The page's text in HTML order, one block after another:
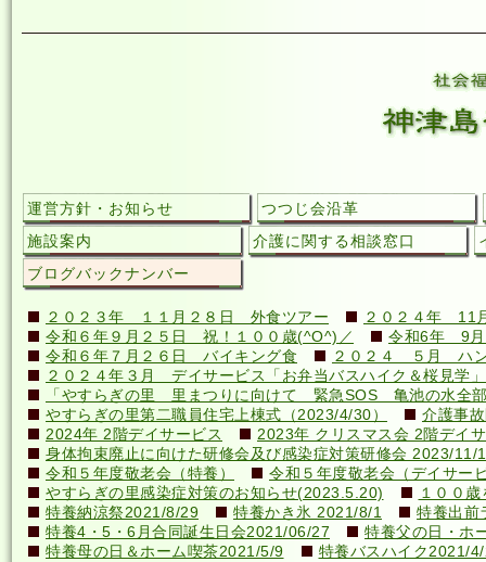
運営方針・お知らせ
つつじ会沿革
施設案内
介護に関する相談窓口
ブログバックナンバー
２０２３年 １１月２８日 外食ツアー
２０２４年 11
令和６年９月２５日 祝！１００歳(^O^)／
令和6年 9
令和６年７月２６日 バイキング食
２０２４ ５月 ハ
２０２４年３月 デイサービス「お弁当バスハイク＆桜見学」
「やすらぎの里 里まつりに向けて 緊急SOS 亀池の水全
やすらぎの里第二職員住宅上棟式（2023/4/30）
介護事
2024年 2階デイサービス
2023年 クリスマス会 2階デイ
身体拘束廃止に向けた研修会及び感染症対策研修会 2023/11/
令和５年度敬老会（特養）
令和５年度敬老会（デイサー
やすらぎの里感染症対策のお知らせ(2023.5.20)
１００
特養納涼祭2021/8/29
特養かき氷 2021/8/1
特養出前
特養4・5・6月合同誕生日会2021/06/27
特養父の日・ホ
特養母の日＆ホーム喫茶2021/5/9
特養バスハイク2021/